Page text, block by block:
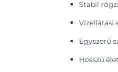
Stabil
Vízellátási
Egyszerű
Hosszú